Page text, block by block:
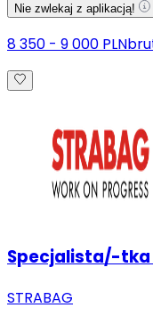
Nie zwlekaj z aplikacją!
8 350 - 9 000 PLN
Specjalista/-tka
STRABAG